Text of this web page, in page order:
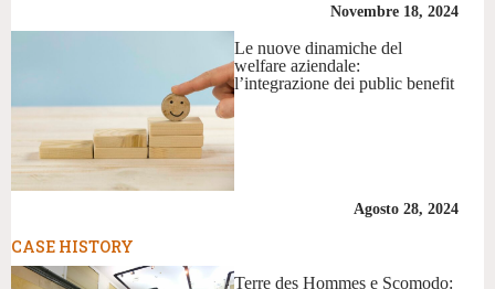
Novembre 18, 2024
Le nuove dinamiche del
welfare aziendale:
l’integrazione dei public benefit
Agosto 28, 2024
CASE HISTORY
Terre des Hommes e Scomodo: